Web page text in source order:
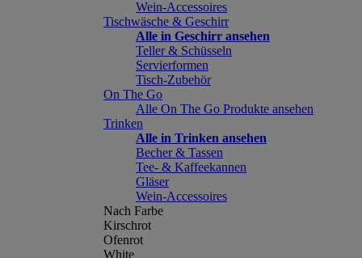
Wein-Accessoires
Tischwäsche & Geschirr
Alle in Geschirr ansehen
Teller & Schüsseln
Servierformen
Tisch-Zubehör
On The Go
Alle On The Go Produkte ansehen
Trinken
Alle in Trinken ansehen
Becher & Tassen
Tee- & Kaffeekannen
Gläser
Wein-Accessoires
Nach Farbe
Kirschrot
Ofenrot
White